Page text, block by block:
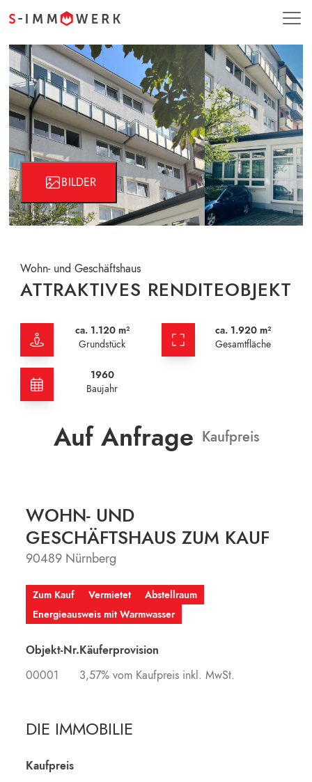
BILDER
Wohn- und Geschäftshaus
ATTRAKTIVES RENDITEOBJEKT
ca. 1.120 m²
Grundstück
ca. 1.920 m²
Gesamtfläche
1960
Baujahr
Auf Anfrage Kaufpreis
WOHN- UND
GESCHÄFTSHAUS ZUM KAUF
90489 Nürnberg
Zum Kauf Vermietet
Abstellraum
Energieausweis mit Warmwasser
Objekt-Nr.
00001
Käuferprovision
3,57% vom Kaufpreis inkl. MwSt.
DIE IMMOBILIE
Kaufpreis